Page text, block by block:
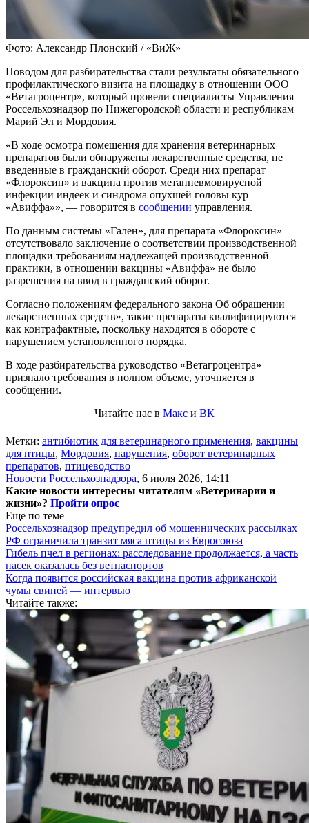
Фото: Александр Плонский / «ВиЖ»
Поводом для разбирательства стали результаты обязательного
профилактического визита на площадку в отношении ООО
«Ветагроцентр», который провели специалисты Управления
Россельхознадзор по Нижегородской области и республикам
Марий Эл и Мордовия.
«В ходе осмотра помещения для хранения ветеринарных
препаратов были обнаружены лекарственные средства, не
введенные в гражданский оборот. Среди них препарат
«Флороксин» и вакцина против метапневмовирусной
инфекции индеек и синдрома опухшей головы кур
«Авиффа»», — говорится в сообщении управления.
По данным системы «Гален», для препарата «Флороксин»
отсутствовало заключение о соответствии производственной
площадки требованиям надлежащей производственной
практики, в отношении вакцины «Авиффа» не было
разрешения на ввод в гражданский оборот.
Согласно положениям федерального закона Об обращении
лекарственных средств», такие препараты квалифицируются
как контрафактные, поскольку находятся в обороте с
нарушением установленного порядка.
В ходе разбирательства руководство «Ветагроцентра»
признало требования в полном объеме, уточняется в
сообщении.
Читайте нас в Макс и ВК
Метки: антибиотик для ветеринарного применения, вакцины
для птицы, Мордовия, нарушения, оборот ветеринарных
препаратов, птицеводство
Новости Россельхознадзора, 6 июля 2026, 14:11
Какие новости интересны читателям «Ветеринарии и
жизни»? Пройти опрос
Еще по теме
Россельхознадзор предупредил об мошеннических рассылках
РФ ограничила транзит мяса птицы из Евросоюза
Гибель пчел в регионах: расследование продолжается, а часть
пасек оказалась без ветпаспортов
Когда появится российская вакцина против африканской
чумы свиней — интервью
Читайте также: